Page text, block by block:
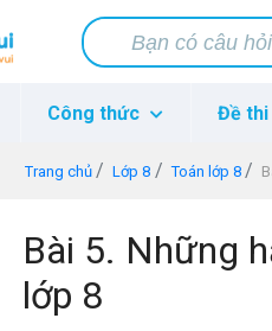
Công thức Đề thi
Trang chủ Lớp 8 Toán lớp 8
Bài 5. Những
lớp 8